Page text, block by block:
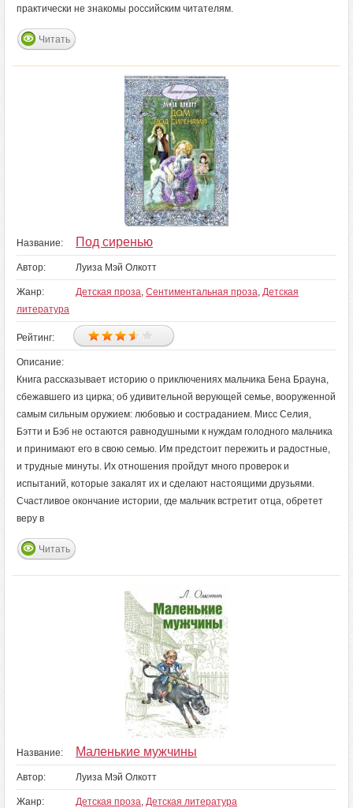
практически не знакомы российским читателям.
Читать
Название: Под сиренью
Автор: Луиза Мэй Олкотт
Жанр: Детская проза, Сентиментальная проза, Детская
литература
Рейтинг:
Описание:
Книга рассказывает историю о приключениях мальчика Бена Брауна,
сбежавшего из цирка; об удивительной верующей семье, вооруженной
самым сильным оружием: любовью и состраданием. Мисс Селия,
Бэтти и Бэб не остаются равнодушными к нуждам голодного мальчика
и принимают его в свою семью. Им предстоит пережить и радостные,
и трудные минуты. Их отношения пройдут много проверок и
испытаний, которые закалят их и сделают настоящими друзьями.
Счастливое окончание истории, где мальчик встретит отца, обретет
веру в
Читать
Название: Маленькие мужчины
Автор: Луиза Мэй Олкотт
Жанр: Детская проза, Детская литература